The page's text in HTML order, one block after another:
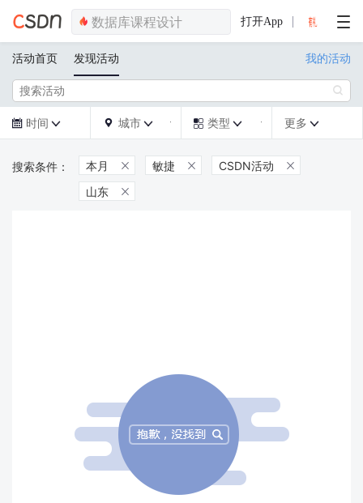
打开App
活动首页 发现活动 我的活动

 时间   城市   类型  更多 
本月  敏捷  CSDN活动 
山东 